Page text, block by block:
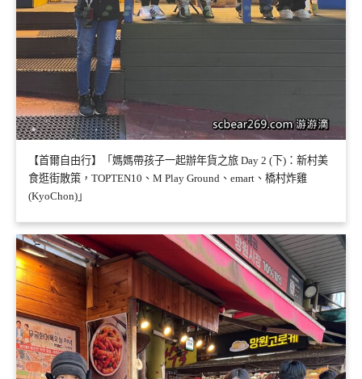
【首爾自由行】「媽媽帶孩子一起辦年貨之旅 Day 2 (下)：新村美
食逛街散策，TOPTEN10、M Play Ground、emart、橋村炸雞
(KyoChon)」